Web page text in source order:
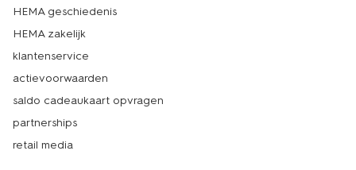
HEMA geschiedenis
HEMA zakelijk
klantenservice
actievoorwaarden
saldo cadeaukaart opvragen
partnerships
retail media